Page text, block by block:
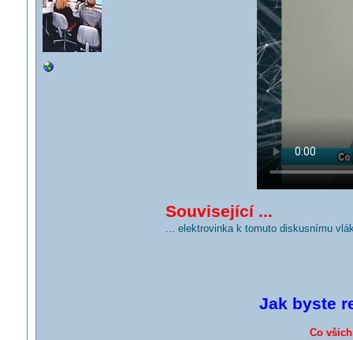
Související ...
... elektrovinka k tomuto diskusnímu
Jak byste
Co